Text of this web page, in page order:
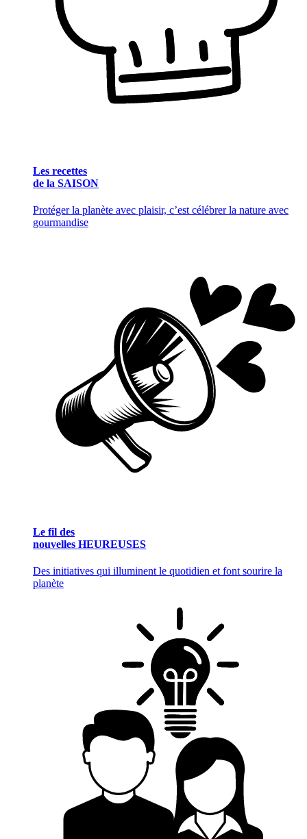
Les recettes
de la SAISON
Protéger la planète avec plaisir, c’est célébrer la nature avec
gourmandise
Le fil des
nouvelles HEUREUSES
Des initiatives qui illuminent le quotidien et font sourire la
planète